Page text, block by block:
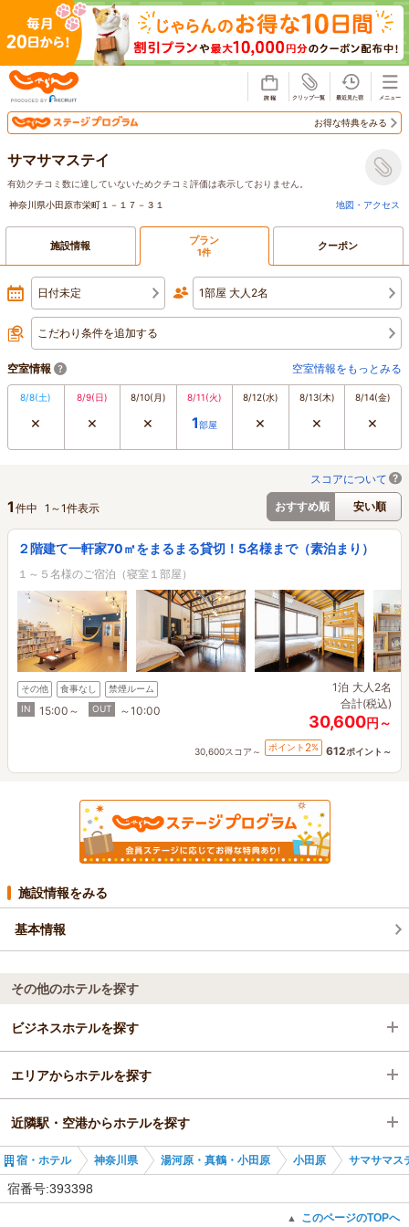
お得な特典をみる
サマサマステイ
有効クチコミ数に達していないためクチコミ評価は表示しておりません。
神奈川県小田原市栄町１－１７－３１
地図・アクセス
施設情報 プラン
1件 クーポン
日付未定 1部屋 大人2名
こだわり条件を追加する
空室情報 空室情報をもっとみる
8/8(土)
×
8/9(日)
×
8/10(月)
×
8/11(火)
1部屋
8/12(水)
×
8/13(木)
×
8/14(金)
×
スコアについて
おすすめ順
安い順
1 件中 1 ～1件表示
２階建て一軒家70㎡をまるまる貸切！5名様まで（素泊まり）
１～５名様のご宿泊（寝室１部屋）
その他 食事なし
禁煙ルーム
IN
15:00～ OUT ～10:00
1泊 大人2名
合計(税込)
30,600円～
30,600スコア～ ポイント 2% 612ポイント～
施設情報をみる
基本情報
その他のホテルを探す
ビジネスホテルを探す
神奈川県
湯河原・真鶴・小田原
小田原
エリアからホテルを探す
神奈川県
湯河原・真鶴・小田原
近隣駅・空港からホテルを探す
小田原駅
宿・ホテル 神奈川県 湯河原・真鶴・小田原 小田原 サマサマス
宿番号:393398
▲ このページのTOPへ